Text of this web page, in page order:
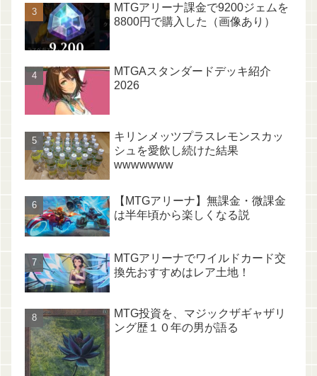
MTGアリーナ課金で9200ジェムを
8800円で購入した（画像あり）
MTGAスタンダードデッキ紹介
2026
キリンメッツプラスレモンスカッ
シュを愛飲し続けた結果
wwwwwww
【MTGアリーナ】無課金・微課金
は半年頃から楽しくなる説
MTGアリーナでワイルドカード交
換先おすすめはレア土地！
MTG投資を、マジックザギャザリ
ング歴１０年の男が語る